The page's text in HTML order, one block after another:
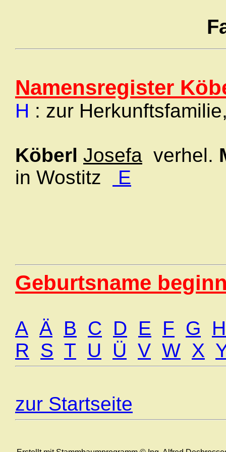
Namensregister
H : zur
Köberl Josefa verhel.
in Wostitz
E
Geburtsname
A Ä B C D E F G
H
R
S T U Ü V W X
zur Startseite